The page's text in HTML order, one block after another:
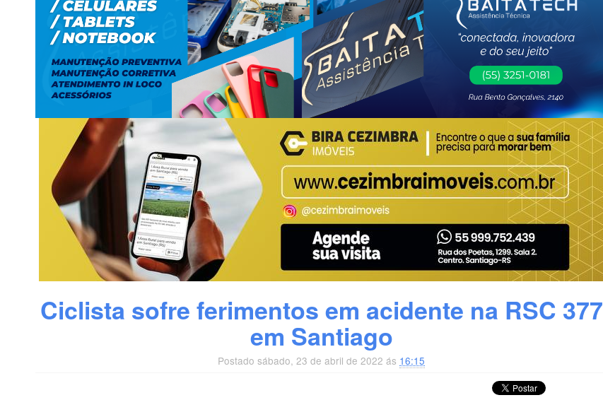
Ciclista sofre ferimentos em acidente na RSC 377
em Santiago
Postado sábado, 23 de abril de 2022 ás 16:15